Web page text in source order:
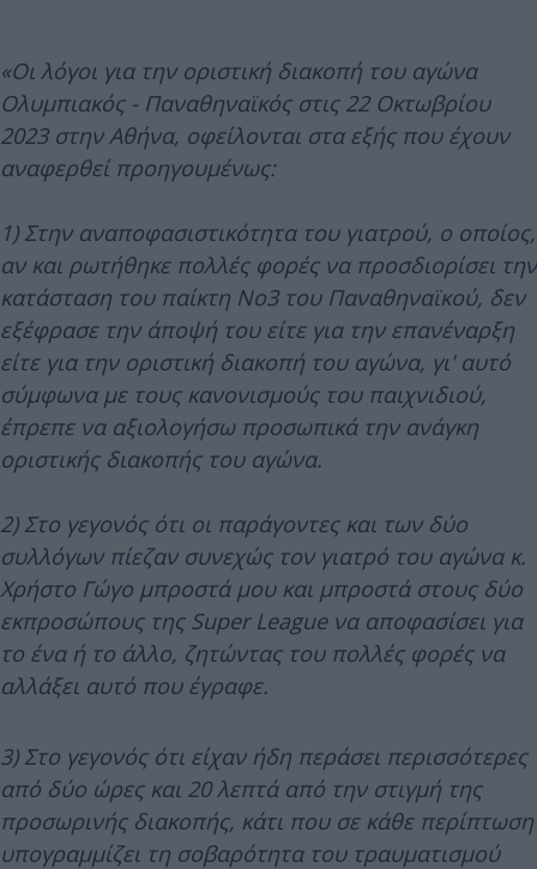
«Οι λόγοι για την οριστική διακοπή του αγώνα
Ολυμπιακός - Παναθηναϊκός στις 22 Οκτωβρίου
2023 στην Αθήνα, οφείλονται στα εξής που έχουν
αναφερθεί προηγουμένως:
1) Στην αναποφασιστικότητα του γιατρού, ο οποίος,
αν και ρωτήθηκε πολλές φορές να προσδιορίσει την
κατάσταση του παίκτη Νο3 του Παναθηναϊκού, δεν
εξέφρασε την άποψή του είτε για την επανέναρξη
είτε για την οριστική διακοπή του αγώνα, γι' αυτό
σύμφωνα με τους κανονισμούς του παιχνιδιού,
έπρεπε να αξιολογήσω προσωπικά την ανάγκη
οριστικής διακοπής του αγώνα.
2) Στο γεγονός ότι οι παράγοντες και των δύο
συλλόγων πίεζαν συνεχώς τον γιατρό του αγώνα κ.
Χρήστο Γώγο μπροστά μου και μπροστά στους δύο
εκπροσώπους της Super League να αποφασίσει για
το ένα ή το άλλο, ζητώντας του πολλές φορές να
αλλάξει αυτό που έγραφε.
3) Στο γεγονός ότι είχαν ήδη περάσει περισσότερες
από δύο ώρες και 20 λεπτά από την στιγμή της
προσωρινής διακοπής, κάτι που σε κάθε περίπτωση
υπογραμμίζει τη σοβαρότητα του τραυματισμού